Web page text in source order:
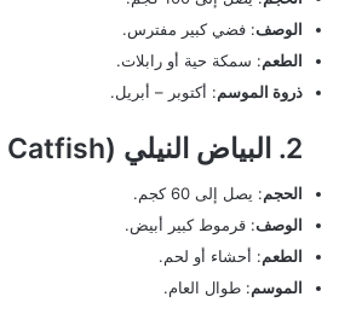
الوصف: فضي كبير مفترس.
الطعم: سمكة حية أو رابلات.
ذروة الموسم: أكتوبر – أبريل.
2. البياض النيلي (Vundu Catfish)
الحجم: يصل إلى 60 كجم.
الوصف: قرموط كبير أبيض.
الطعم: أحشاء أو لحم.
الموسم: طوال العام.